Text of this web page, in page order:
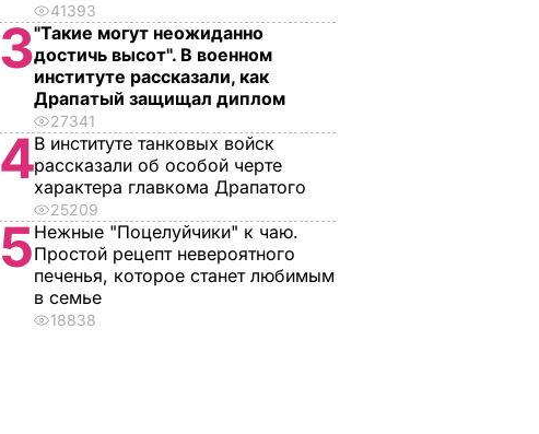
41393
3"Такие могут неожиданно
достичь высот". В военном
институте рассказали, как
Драпатый защищал диплом
27341
4В институте танковых войск
рассказали об особой черте
характера главкома Драпатого
25209
5Нежные "Поцелуйчики" к чаю.
Простой рецепт невероятного
печенья, которое станет любимым
в семье
18838